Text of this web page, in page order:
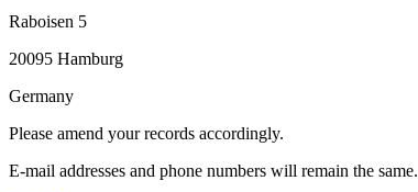
Raboisen 5
20095 Hamburg
Germany
Please amend your records accordingly.
E-mail addresses and phone numbers will remain the same.